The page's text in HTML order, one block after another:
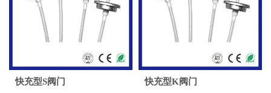
快充型S阀门 快充型K阀门